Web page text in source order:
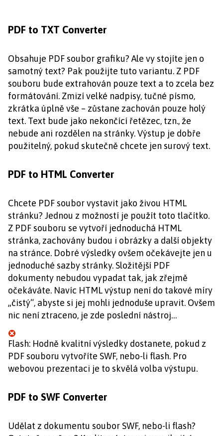
PDF to TXT Converter
Obsahuje PDF soubor grafiku? Ale vy stojíte jen o
samotný text? Pak použijte tuto variantu. Z PDF
souboru bude extrahován pouze text a to zcela bez
formátování. Zmizí velké nadpisy, tučné písmo,
zkrátka úplně vše – zůstane zachován pouze holý
text. Text bude jako nekončící řetězec, tzn., že
nebude ani rozdělen na stránky. Výstup je dobře
použitelný, pokud skutečně chcete jen surový text.
PDF to HTML Converter
Chcete PDF soubor vystavit jako živou HTML
stránku? Jednou z možností je použít toto tlačítko.
Z PDF souboru se vytvoří jednoduchá HTML
stránka, zachovány budou i obrázky a další objekty
na stránce. Dobré výsledky ovšem očekávejte jen u
jednoduché sazby stránky. Složitější PDF
dokumenty nebudou vypadat tak, jak zřejmě
očekáváte. Navíc HTML výstup není do takové míry
„čistý“, abyste si jej mohli jednoduše upravit. Ovšem
nic není ztraceno, je zde poslední nástroj…
Flash: Hodně kvalitní výsledky dostanete, pokud z
PDF souboru vytvoříte SWF, nebo-li flash. Pro
webovou prezentaci je to skvělá volba výstupu.
PDF to SWF Converter
Udělat z dokumentu soubor SWF, nebo-li flash?